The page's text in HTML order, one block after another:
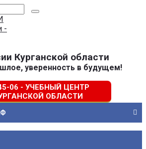
Курганской области
уверенность в будущем!
06 - УЧЕБНЫЙ ЦЕНТР
ОБЛАСТИ